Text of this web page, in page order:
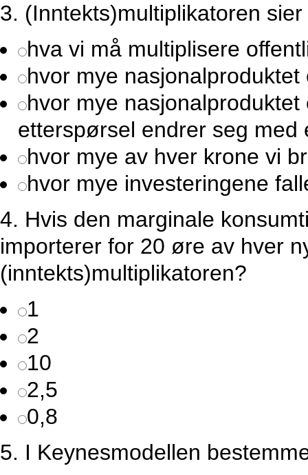
3. (Inntekts)multiplikatoren sier
hva vi må multiplisere
hvor mye
hvor mye
etterspørsel endrer seg med
hvor mye av hver krone vi
hvor mye investeringene
4. Hvis den marginale
importerer for 20 øre av hver
(inntekts)multiplikatoren?
1
2
10
2,5
0,8
5. I Keynesmodellen